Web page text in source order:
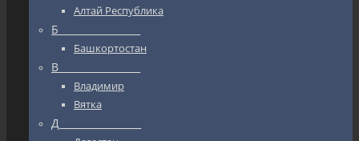
Алтай Республика
Б_________________
Башкортостан
В_________________
Владимир
Вятка
Д_________________